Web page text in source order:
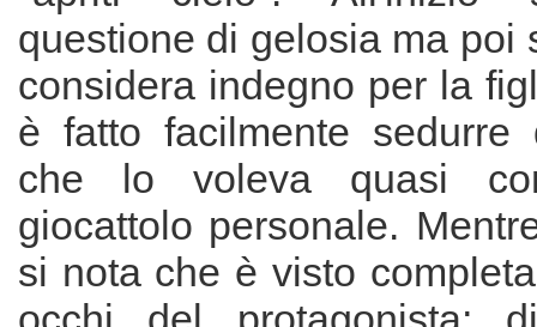
questione di gelosia ma poi
considera indegno per la
è fatto facilmente
che lo voleva quasi
giocattolo personale.
si nota che è visto